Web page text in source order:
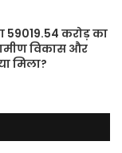
59019.54 करोड़ का
विकास और
मिला?